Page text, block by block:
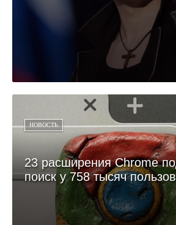
НОВОСТЬ
23 расширения Chrome
поиск у 758 тысяч